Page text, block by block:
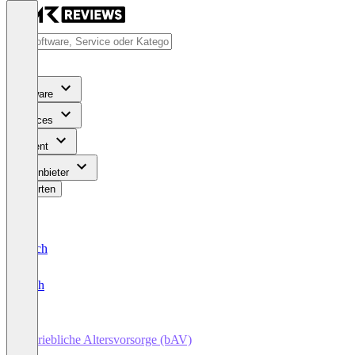
Software
Services
Content
Für Anbieter
Bewerten
Deutsch
English
Betriebliche Altersvorsorge (bAV)